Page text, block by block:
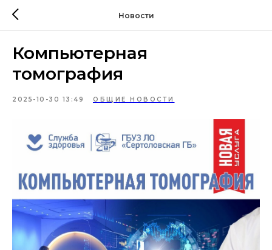
Новости
Компьютерная
томография
2025-10-30 13:49 ОБЩИЕ НОВОСТИ